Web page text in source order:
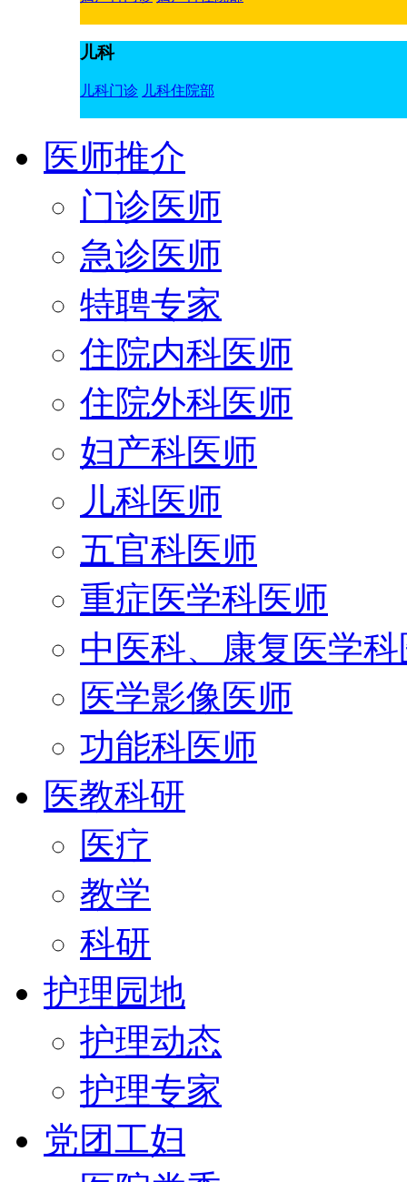
儿科
儿科门诊 儿科住院部
医师推介
门诊医师
急诊医师
特聘专家
住院内科医师
住院外科医师
妇产科医师
儿科医师
五官科医师
重症医学科医师
中医科、康复医学
医学影像医师
功能科医师
医教科研
医疗
教学
科研
护理园地
护理动态
护理专家
党团工妇